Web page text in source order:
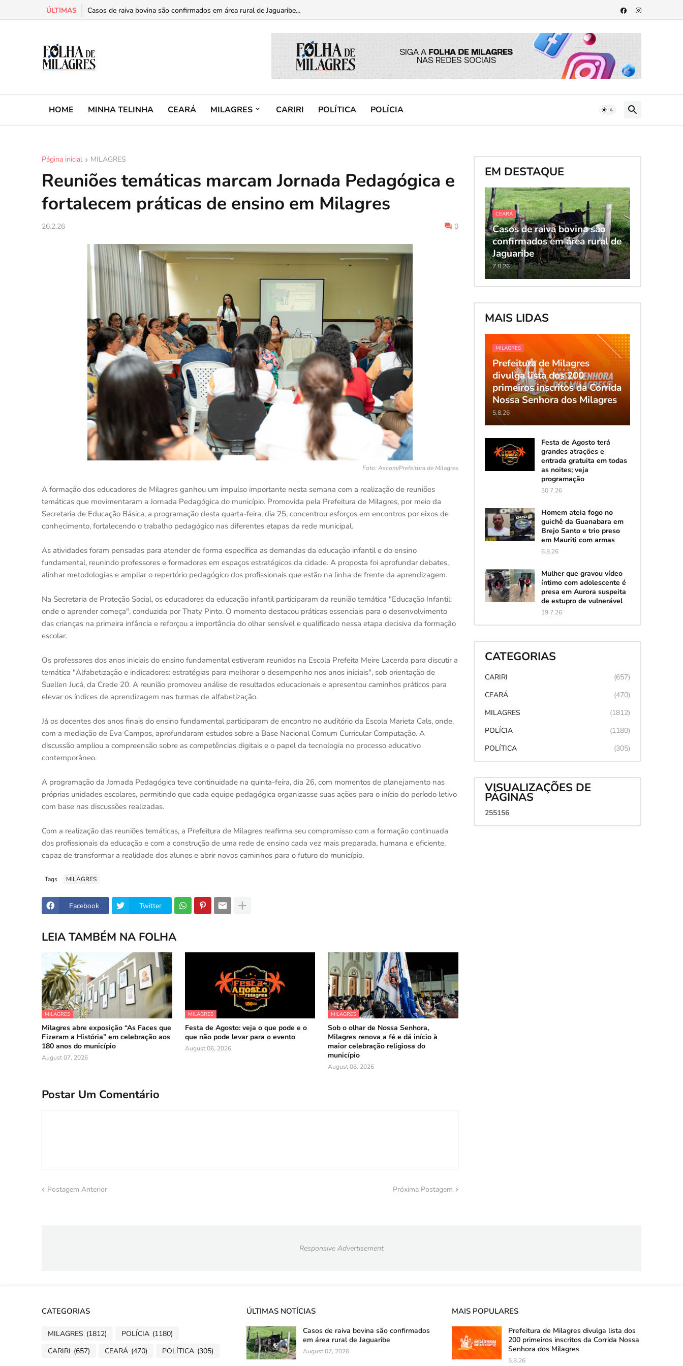
ÚLTIMAS Casos de raiva bovina são confirmados em área rural de Jaguaribe...
Milagres abre exposição “As Faces que Fizeram a História” em celebração aos 180 anos do município...
HOME MINHA TELINHA CEARÁ MILAGRES CARIRI POLÍTICA POLÍCIA
Página inicial MILAGRES
Reuniões temáticas marcam Jornada Pedagógica e
fortalecem práticas de ensino em Milagres
26.2.26 0
Foto: Ascom/Prefeitura de Milagres
A formação dos educadores de Milagres ganhou um impulso importante nesta semana com a realização de reuniões
temáticas que movimentaram a Jornada Pedagógica do município. Promovida pela Prefeitura de Milagres, por meio da
Secretaria de Educação Básica, a programação desta quarta-feira, dia 25, concentrou esforços em encontros por eixos de
conhecimento, fortalecendo o trabalho pedagógico nas diferentes etapas da rede municipal.
As atividades foram pensadas para atender de forma específica as demandas da educação infantil e do ensino
fundamental, reunindo professores e formadores em espaços estratégicos da cidade. A proposta foi aprofundar debates,
alinhar metodologias e ampliar o repertório pedagógico dos profissionais que estão na linha de frente da aprendizagem.
Na Secretaria de Proteção Social, os educadores da educação infantil participaram da reunião temática "Educação Infantil:
onde o aprender começa", conduzida por Thaty Pinto. O momento destacou práticas essenciais para o desenvolvimento
das crianças na primeira infância e reforçou a importância do olhar sensível e qualificado nessa etapa decisiva da formação
escolar.
Os professores dos anos iniciais do ensino fundamental estiveram reunidos na Escola Prefeita Meire Lacerda para discutir a
temática "Alfabetização e indicadores: estratégias para melhorar o desempenho nos anos iniciais", sob orientação de
Suellen Jucá, da Crede 20. A reunião promoveu análise de resultados educacionais e apresentou caminhos práticos para
elevar os índices de aprendizagem nas turmas de alfabetização.
Já os docentes dos anos finais do ensino fundamental participaram de encontro no auditório da Escola Marieta Cals, onde,
com a mediação de Eva Campos, aprofundaram estudos sobre a Base Nacional Comum Curricular Computação. A
discussão ampliou a compreensão sobre as competências digitais e o papel da tecnologia no processo educativo
contemporâneo.
A programação da Jornada Pedagógica teve continuidade na quinta-feira, dia 26, com momentos de planejamento nas
próprias unidades escolares, permitindo que cada equipe pedagógica organizasse suas ações para o início do período letivo
com base nas discussões realizadas.
Com a realização das reuniões temáticas, a Prefeitura de Milagres reafirma seu compromisso com a formação continuada
dos profissionais da educação e com a construção de uma rede de ensino cada vez mais preparada, humana e eficiente,
capaz de transformar a realidade dos alunos e abrir novos caminhos para o futuro do município.
Tags MILAGRES
Facebook Twitter
LEIA TAMBÉM NA FOLHA
MILAGRES
Milagres abre exposição “As Faces que
Fizeram a História” em celebração aos
180 anos do município
August 07, 2026
MILAGRES
Festa de Agosto: veja o que pode e o
que não pode levar para o evento
August 06, 2026
MILAGRES
Sob o olhar de Nossa Senhora,
Milagres renova a fé e dá início à
maior celebração religiosa do
município
August 06, 2026
Postar Um Comentário
Postagem Anterior Próxima Postagem
EM DESTAQUE
CEARÁ
Casos de raiva bovina são
confirmados em área rural de
Jaguaribe
7.8.26
MAIS LIDAS
MILAGRES
Prefeitura de Milagres
divulga lista dos 200
primeiros inscritos da Corrida
Nossa Senhora dos Milagres
5.8.26
Festa de Agosto terá
grandes atrações e
entrada gratuita em todas
as noites; veja
programação
30.7.26
Homem ateia fogo no
guichê da Guanabara em
Brejo Santo e trio preso
em Mauriti com armas
6.8.26
Mulher que gravou vídeo
íntimo com adolescente é
presa em Aurora suspeita
de estupro de vulnerável
19.7.26
CATEGORIAS
CARIRI
(657)
CEARÁ
(470)
MILAGRES
(1812)
POLÍCIA
(1180)
POLÍTICA
(305)
VISUALIZAÇÕES DE
PÁGINAS
255156
Responsive Advertisement
CATEGORIAS
MILAGRES (1812) POLÍCIA (1180)
CARIRI (657) CEARÁ (470) POLÍTICA (305)
ÚLTIMAS NOTÍCIAS
Casos de raiva bovina são confirmados
em área rural de Jaguaribe
August 07, 2026
MAIS POPULARES
Prefeitura de Milagres divulga lista dos
200 primeiros inscritos da Corrida Nossa
Senhora dos Milagres
5.8.26